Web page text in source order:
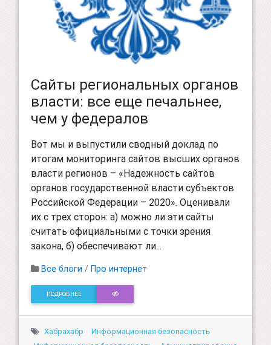
Сайты региональных органов
власти: все еще печальнее,
чем у федералов
Вот мы и выпустили сводный доклад по
итогам мониторинга сайтов высших органов
власти регионов – «Надежность сайтов
органов государственной власти субъектов
Российской Федерации – 2020». Оценивали
их с трех сторон: а) можно ли эти сайты
считать официальными с точки зрения
закона, б) обеспечивают ли...
Все блоги / Про интернет
ПОДРОБНЕЕ
Хабрахабр
Информационная безопасность